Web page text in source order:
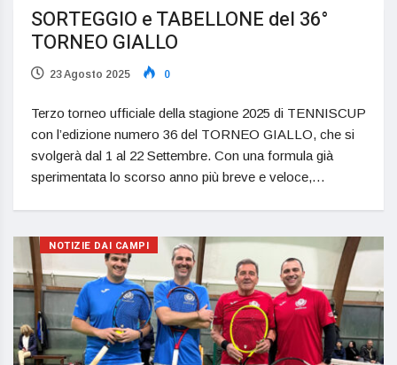
SORTEGGIO e TABELLONE del 36°
TORNEO GIALLO
23 Agosto 2025 0
Terzo torneo ufficiale della stagione 2025 di TENNISCUP
con l’edizione numero 36 del TORNEO GIALLO, che si
svolgerà dal 1 al 22 Settembre. Con una formula già
sperimentata lo scorso anno più breve e veloce,…
NOTIZIE DAI CAMPI